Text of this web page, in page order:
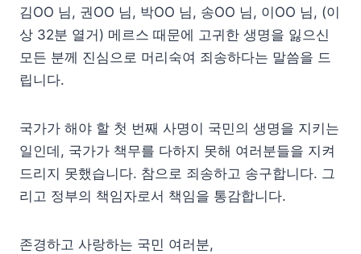
김OO 님, 권OO 님, 박OO 님, 송OO 님, 이OO 님, (이
상 32분 열거) 메르스 때문에 고귀한 생명을 잃으신
모든 분께 진심으로 머리숙여 죄송하다는 말씀을 드
립니다.
국가가 해야 할 첫 번째 사명이 국민의 생명을 지키는
일인데, 국가가 책무를 다하지 못해 여러분들을 지켜
드리지 못했습니다. 참으로 죄송하고 송구합니다. 그
리고 정부의 책임자로서 책임을 통감합니다.
존경하고 사랑하는 국민 여러분,